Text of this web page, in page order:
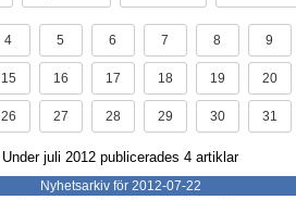
4 5 6 7 8 9
15 16 17 18 19 20
26 27 28 29 30 31
Under juli 2012 publicerades 4 artiklar
Nyhetsarkiv för 2012-07-22